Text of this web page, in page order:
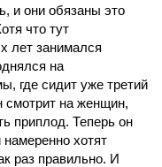
и они обязаны это
что тут
лет занимался
на
где сидит уже третий
смотрит на женщин,
приплод. Теперь он
намеренно хотят
раз правильно. И